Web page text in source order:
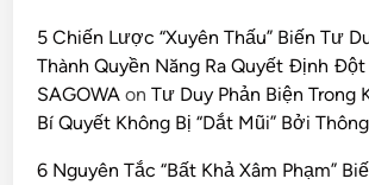
5 Chiến Lược “Xuyên Thấu” Biến Tư
Thành Quyền Năng Ra Quyết Định Đột
SAGOWA onTư Duy Phản Biện Trong
Bí Quyết Không Bị “Dắt Mũi” Bởi
6 Nguyên Tắc “Bất Khả Xâm Phạm”